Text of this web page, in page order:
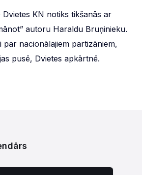
Dvietes KN notiks tikšanās ar
autoru Haraldu Bruņinieku.
par nacionālajiem partizāniem,
pusē, Dvietes apkārtnē.